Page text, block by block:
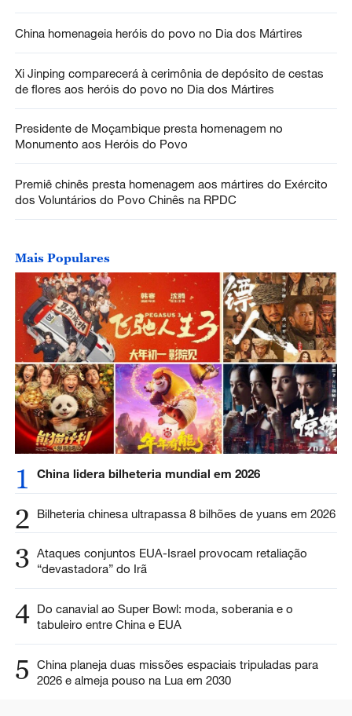
China homenageia heróis do povo no Dia dos Mártires
Xi Jinping comparecerá à cerimônia de depósito de cestas
de flores aos heróis do povo no Dia dos Mártires
Presidente de Moçambique presta homenagem no
Monumento aos Heróis do Povo
Premiê chinês presta homenagem aos mártires do Exército
dos Voluntários do Povo Chinês na RPDC
Mais Populares
1 China lidera bilheteria mundial em 2026
2 Bilheteria chinesa ultrapassa 8 bilhões de yuans em 2026
3 Ataques conjuntos EUA-Israel provocam retaliação
“devastadora” do Irã
4 Do canavial ao Super Bowl: moda, soberania e o
tabuleiro entre China e EUA
5
China planeja duas missões espaciais tripuladas para
2026 e almeja pouso na Lua em 2030